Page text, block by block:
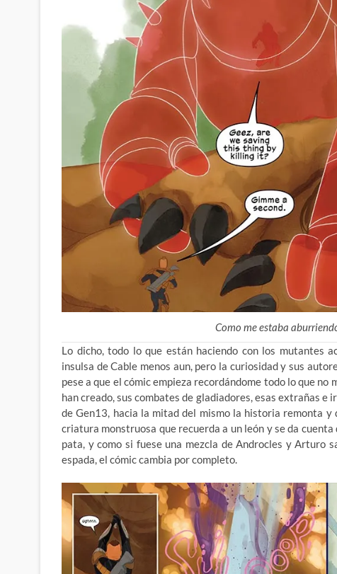
Como me estaba
Lo dicho, todo lo que están haciendo con los mutantes
insulsa de Cable menos aun, pero la curiosidad y sus
pese a que el cómic empieza recordándome todo lo que
han creado, sus combates de gladiadores, esas extrañas
de Gen13, hacia la mitad del mismo la historia remonta y
criatura monstruosa que recuerda a un león y se da
pata, y como si fuese una mezcla de Androcles y Arturo
espada, el cómic cambia por completo.